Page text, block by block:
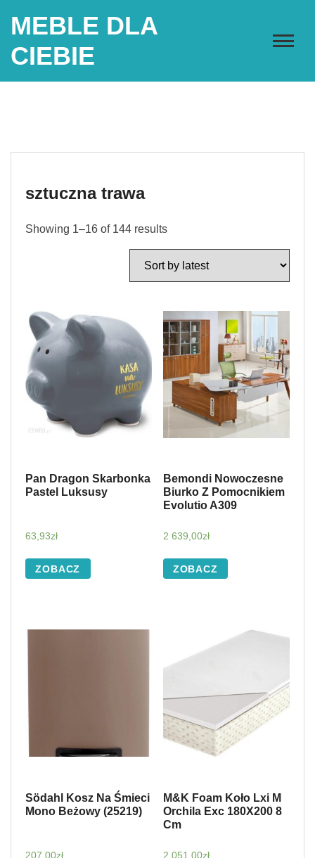
MEBLE DLA
CIEBIE
sztuczna trawa
Showing 1–16 of 144 results
Pan Dragon Skarbonka
Pastel Luksusy
63,93zł
ZOBACZ
Bemondi Nowoczesne
Biurko Z Pomocnikiem
Evolutio A309
2 639,00zł
ZOBACZ
Södahl Kosz Na Śmieci
Mono Beżowy (25219)
207,00zł
M&K Foam Koło Lxi M
Orchila Exc 180X200 8
Cm
2 051,00zł